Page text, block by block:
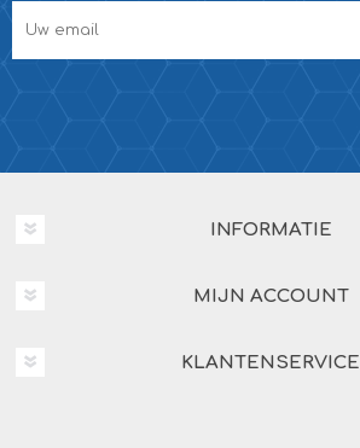
INFORMATIE
MIJN ACCOUNT
KLANTENSERVICE